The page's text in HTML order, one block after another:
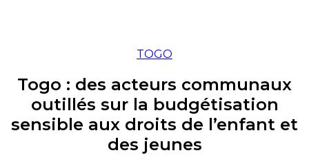
TOGO
Togo : des acteurs communaux
outillés sur la budgétisation
sensible aux droits de l’enfant et
des jeunes